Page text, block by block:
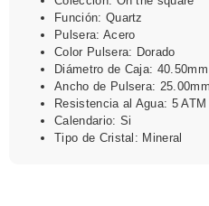
Función: Quartz
Pulsera: Acero
Color Pulsera: Dorado
Diámetro de Caja: 40.50mm
Ancho de Pulsera: 25.00mm
Resistencia al Agua: 5 ATM
Calendario: Si
Tipo de Cristal: Mineral